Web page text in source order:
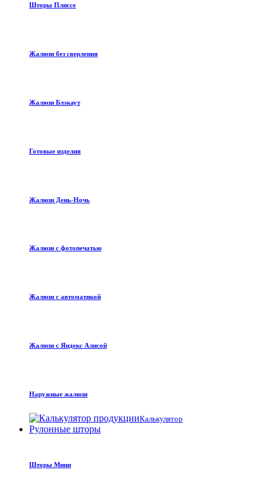
Шторы Плиссе
Жалюзи без сверления
Жалюзи Блэкаут
Готовые изделия
Жалюзи День-Ночь
Жалюзи с фотопечатью
Жалюзи с автоматикой
Жалюзи с Яндекс Алисой
Наружные жалюзи
Калькулятор
Рулонные шторы
Шторы Мини